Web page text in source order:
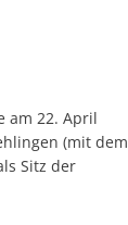
am 22. April
(mit dem
Sitz der